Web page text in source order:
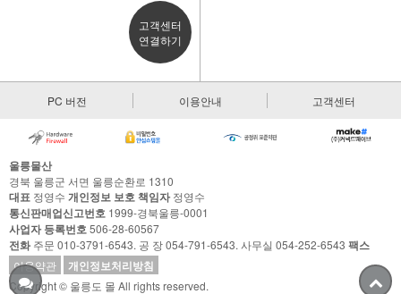
고객센터
연결하기
PC 버전 이용안내 고객센터
울릉물산
경북 울릉군 서면 울릉순환로 1310
대표 정영수 개인정보 보호 책임자정영수
통신판매업신고번호 1999-경북울릉-0001
사업자 등록번호506-28-60567
전화주문 010-3791-6543. 공 장 054-791-6543. 사무실 054-252-6543 팩스
이용약관 개인정보처리방침
Copyright © 울릉도 몰 All rights reserved.